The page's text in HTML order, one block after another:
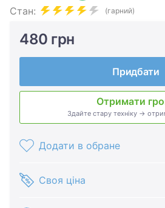
Стан:
(гарний)
480 грн
Придбати
Отримати
Здайте стару техніку →
Додати в обране
Своя ціна